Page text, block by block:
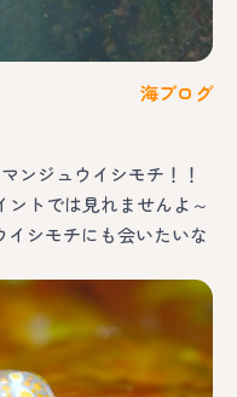
海ブログ
ンジュウイシモチ！！
トでは見れませんよ～
シモチにも会いたいな